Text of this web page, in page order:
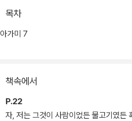
아가미로 숨을 쉬고 눈부신 비늘을 반짝
엄치는 곤. 자신의 정체를 숨기고 세상과
림받고 소외된 이들의 이야기가 신비롭
목차
아가미 7
책속에서
P.22
자, 저는 그것이 사람이었든 물고기였든